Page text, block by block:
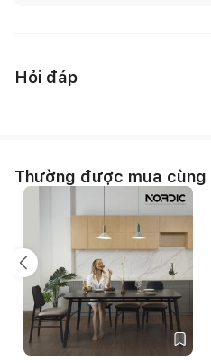
Hỏi đáp
Thường được mua cùng